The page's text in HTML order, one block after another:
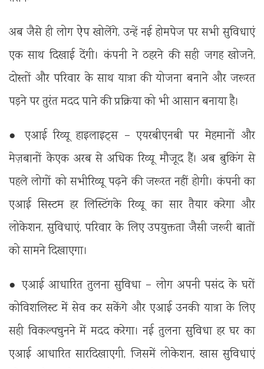
अब जैसे ही लोग ऐप खोलेंगे, उन्हें नई होमपेज पर सभी सुविधाएं
एक साथ दिखाई देंगी। कंपनी ने ठहरने की सही जगह खोजने,
दोस्तों और परिवार के साथ यात्रा की योजना बनाने और जरूरत
पड़ने पर तुरंत मदद पाने की प्रक्रिया को भी आसान बनाया है।
● एआई रिव्यू हाइलाइट्स – एयरबीएनबी पर मेहमानों और
मेज़बानों केएक अरब से अधिक रिव्यू मौजूद हैं। अब बुकिंग से
पहले लोगों को सभीरिव्यू पढ़ने की जरूरत नहीं होगी। कंपनी का
एआई सिस्टम हर लिस्टिंगके रिव्यू का सार तैयार करेगा और
लोकेशन, सुविधाएं, परिवार के लिए उपयुक्तता जैसी जरूरी बातों
को सामने दिखाएगा।
● एआई आधारित तुलना सुविधा – लोग अपनी पसंद के घरों
कोविशलिस्ट में सेव कर सकेंगे और एआई उनकी यात्रा के लिए
सही विकल्पचुनने में मदद करेगा। नई तुलना सुविधा हर घर का
एआई आधारित सारदिखाएगी, जिसमें लोकेशन, खास सुविधाएं